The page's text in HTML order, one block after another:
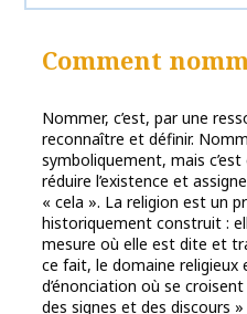
Comment
Nommer, c’est, par une
reconnaître et définir.
symboliquement, mais
réduire l’existence et
« cela ». La religion est un
historiquement construit :
mesure où elle est dite et
ce fait, le domaine religieux
d’énonciation où se
des signes et des discours